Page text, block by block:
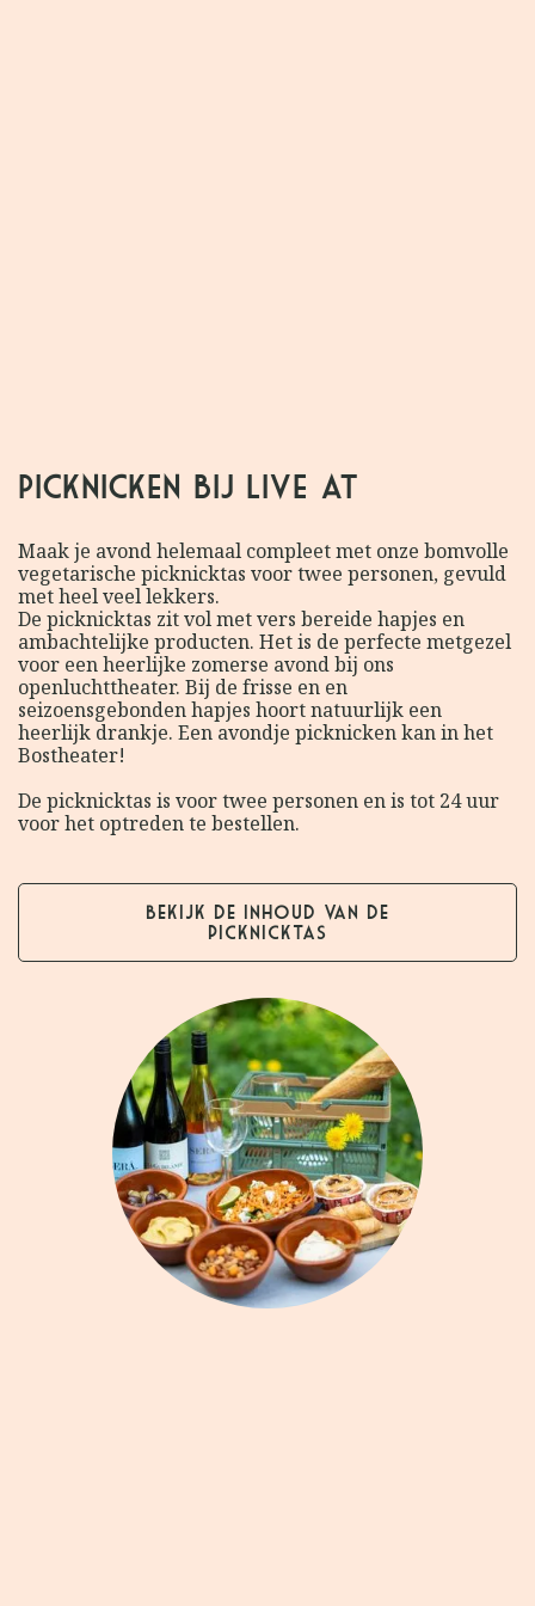
Picknicken bij Live at
Maak je avond helemaal compleet met onze bomvolle
vegetarische picknicktas voor twee personen, gevuld
met heel veel lekkers.
De picknicktas zit vol met vers bereide hapjes en
ambachtelijke producten. Het is de perfecte metgezel
voor een heerlijke zomerse avond bij ons
openluchttheater. Bij de frisse en en
seizoensgebonden hapjes hoort natuurlijk een
heerlijk drankje. Een avondje picknicken kan in het
Bostheater!
De picknicktas is voor twee personen en is tot 24 uur
voor het optreden te bestellen.
Bekijk de inhoud van de
picknicktas